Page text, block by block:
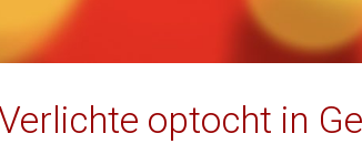
optocht in